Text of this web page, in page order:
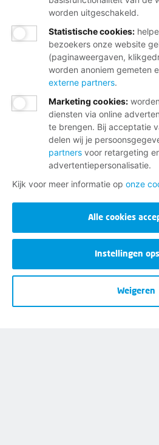
dat? Doe dan mee. Netwerk
ontwikkelingen die belangrijk
de agenda en pakt ze actief
voor gelijk werk,
van racisme.
Meld je aan op Netwerk
Wij helpen je
Bij al je vragen over
lidmaatschap.
Vragen over werk en
Dienstverlening bij jou in
worden uitgeschakeld.
Statistische cookies:
bezoekers onze website
(paginaweergaven,
worden anoniem gemeten
externe partners.
Marketing cookies:
diensten via online
te brengen. Bij acceptatie
delen wij je
partners voor retargeting
advertentiepersonalisatie.
Kijk voor meer informatie op onze
Alle cookies
Instellingen
Weigeren